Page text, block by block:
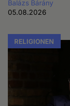
Balázs Bárány
05.08.2026
RELIGIONEN